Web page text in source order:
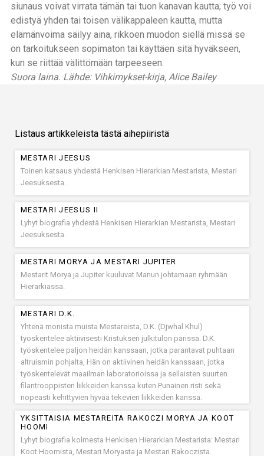
siunaus voivat virrata tämän tai tuon kanavan kautta; työ voi
edistyä yhden tai toisen välikappaleen kautta, mutta
elämänvoima säilyy aina, rikkoen muodon siellä missä se
on tarkoitukseen sopimaton tai käyttäen sitä hyväkseen,
kun se riittää välittömään tarpeeseen.
Suora laina. Lähde: Vihkimykset-kirja, Alice Bailey
Listaus artikkeleista tästä aihepiiristä
MESTARI JEESUS
Toinen katsaus yhdestä Henkisen Hierarkian Mestarista, Mestari
Jeesuksesta.
MESTARI JEESUS II
Lyhyt biografia yhdestä Henkisen Hierarkian Mestarista, Mestari
Jeesuksesta.
MESTARI MORYA JA MESTARI JUPITER
Mestarit Morya ja Jupiter kuuluvat Manun johtamaan ryhmään
Hierarkiassa.
MESTARI D.K.
Yhtenä monista muista Mestareista, D.K. (Djwhal Khul)
työskentelee aktiivisesti Kristuksen julkitulon parissa. D.K.
työskentelee paljon heidän kanssaan, jotka parantavat puhtaan
altruismin pohjalta, Hän on aktiivinen heidän kanssaan, jotka
työskentelevät maailman laboratorioissa ja sellaisten suurten
filantrooppisten liikkeiden kanssa kuten Punainen risti sekä
nopeasti kehittyvien hyvää tekevien liikkeiden kanssa.
YKSITTAISIA MESTAREITA RAKOCZI MORYA JA KOOT
HOOMI
Lyhyt biografia kolmesta Henkisen Hierarkian Mestarista: Mestari
Koot Hoomista, Mestari Moryasta ja Mestari Rakoczista.